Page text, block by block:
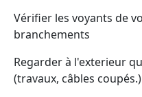
Vérifier les voyants de
branchements
Regarder à l'exterieur
(travaux, câbles coupés.)